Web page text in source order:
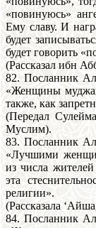
«повинуюсь»
Ему славу. И
будет
будет говорить
(Рассказал ибн
82. Посланник
«Женщины
также, как
(Передал
Муслим).
83. Посланник
«Лучшими
из числа
эта
peлигии».
(Рассказала
84. Посланник